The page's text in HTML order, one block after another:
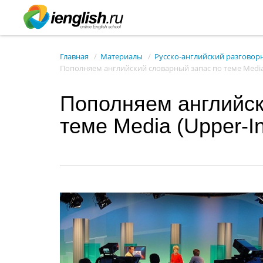
Главная Материалы
Русско-английский
Пополняем английский словарный запас по теме
Пополняем
теме Media (Upper-